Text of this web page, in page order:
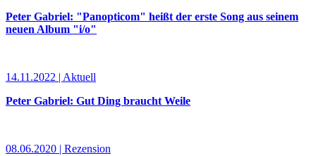
Peter Gabriel: "Panopticom" heißt der erste Song aus seinem
neuen Album "i/o"
14.11.2022 | Aktuell
Peter Gabriel: Gut Ding braucht Weile
08.06.2020 | Rezension